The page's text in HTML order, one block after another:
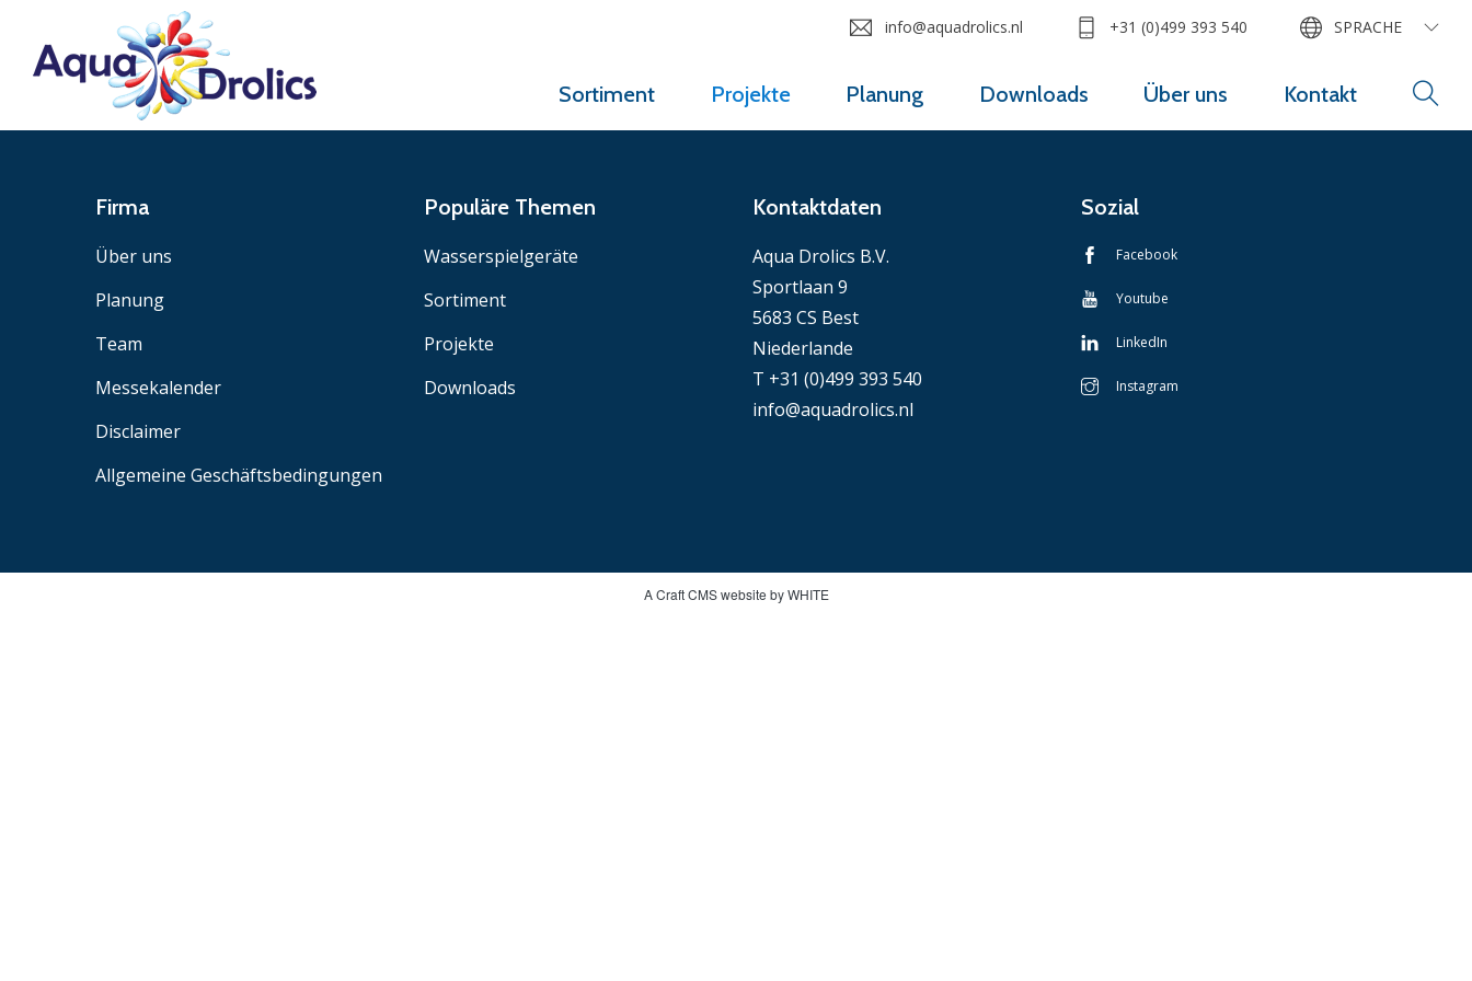
Sortiment Projekte Planung Downloads Über uns Kontakt
info@aquadrolics.nl +31 (0)499 393 540 SPRACHE
Firma
Über uns
Planung
Team
Messekalender
Disclaimer
Allgemeine Geschäftsbedingungen
Populäre Themen
Wasserspielgeräte
Sortiment
Projekte
Downloads
Kontaktdaten
Aqua Drolics B.V.
Sportlaan 9
5683 CS Best
Niederlande
T +31 (0)499 393 540
info@aquadrolics.nl
Sozial
Facebook
Youtube
LinkedIn
Instagram
A Craft CMS website by WHITE